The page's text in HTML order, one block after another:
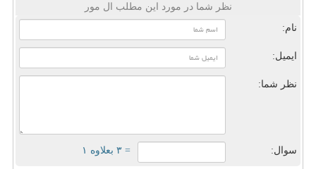
نظر شما در مورد این مطلب ال مور
نام:
ایمیل:
نظر شما:
سوال: = ۳ بعلاوه ۱